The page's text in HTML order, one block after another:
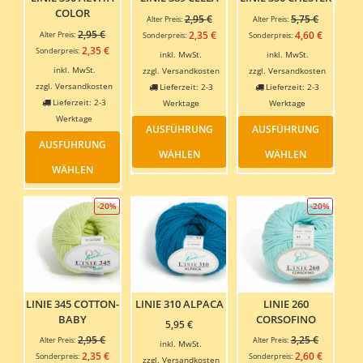
COLOR
Alter Preis: 2,95€Ursprünglicher
Preis
Sonderpreis: 2,35€Aktueller
inkl. MwSt.
zzgl.Versandkosten
Lieferzeit:2-3
Werktage
AUSFÜHRUNG
WÄHLEN
Dieses
Produkt
weist
mehrere
Varianten
auf.
Optionen
können
auf
Produktseite
Alter Preis: 2,95€Ursprünglicher
Preis
Sonderpreis: 2,35€Aktueller
inkl. MwSt.
zzgl. Versandkosten
Lieferzeit: 2-3
Werktage
AUSFÜHRUNG
WÄHLEN
Dieses
Produkt
mehrere
Varianten
auf.
Die
Optionen
können
auf
der
Produktseite
werden
Alter Preis: 5,75€
Preis
Sonderpreis: 4,60€
inkl. MwSt.
zzgl.Versandkosten
Lieferzeit:2-3
Werktage
AUSFÜHRUNG
WÄHLEN
Dieses
auf.
Die
auf
der
-20%
LINIE 345 COTTON-
BABY
Alter Preis: 2,95€Ursprünglicher
Preis
Sonderpreis: 2,35€Aktueller
LINIE 310 ALPACA
5,95€
inkl. MwSt.
zzgl. Versandkosten
-20%
LINIE 260
CORSOFINO
Alter Preis: 3,25€
Preis
Sonderpreis: 2,60€